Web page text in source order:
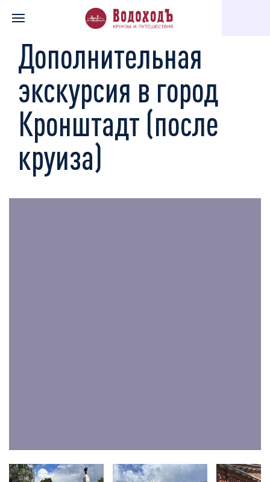
Главная Каталог экскурсий Дополнительная экскурсия в
Дополнительная
экскурсия в город
Кронштадт (после
круиза)